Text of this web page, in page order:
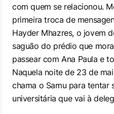
com quem se relacionou.
primeira troca de
Hayder Mhazres, o jovem
saguão do prédio que
passear com Ana Paula e
Naquela noite de 23 de
chama o Samu para tentar
universitária que vai à